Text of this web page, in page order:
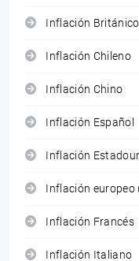
Inflación Británico
Inflación Chileno
Inflación Chino
Inflación Español
Inflación
Inflación europeo
Inflación Francés
Inflación Italiano